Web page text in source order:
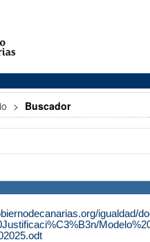
> Buscador
igualdad/